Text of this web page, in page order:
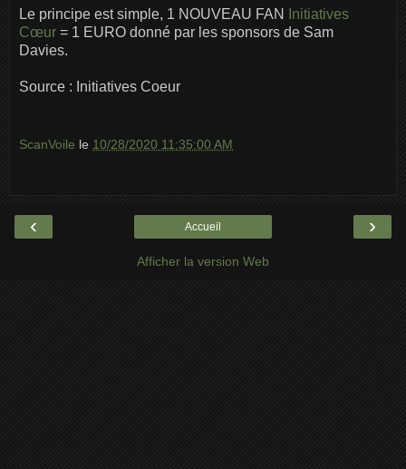
Le principe est simple, 1 NOUVEAU FAN
Initiatives
Cœur = 1 EURO donné par les sponsors de Sam
Davies.
Source : Initiatives Coeur
ScanVoile le 10/28/2020 11:35:00 AM
‹ ›
Accueil
Afficher la version Web